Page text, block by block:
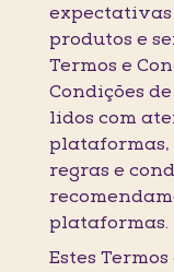
expectativas
produtos e
Termos e
Condições de
lidos com
plataformas,
regras e
plataformas.
Estes